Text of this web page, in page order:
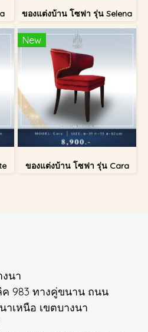
ของแต่งบ้าน โซฟา รุ่น Selena
New
ของแต่งบ้าน โซฟา รุ่น Cara
นา
983 ทางคู่ขนาน ถนน
เหนือ เขตบางนา